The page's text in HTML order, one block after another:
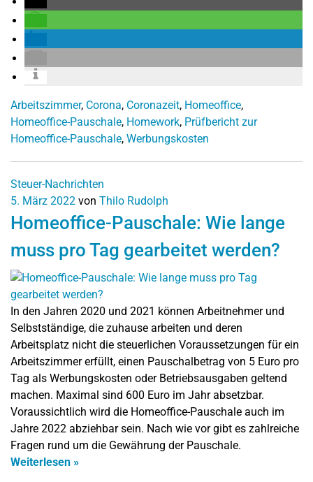
Arbeitszimmer, Corona, Coronazeit, Homeoffice,
Homeoffice-Pauschale, Homework, Prüfbericht zur
Homeoffice-Pauschale, Werbungskosten
Steuer-Nachrichten
5. März 2022 von Thilo Rudolph
Homeoffice-Pauschale: Wie lange
muss pro Tag gearbeitet werden?
In den Jahren 2020 und 2021 können Arbeitnehmer und
Selbstständige, die zuhause arbeiten und deren
Arbeitsplatz nicht die steuerlichen Voraussetzungen für ein
Arbeitszimmer erfüllt, einen Pauschalbetrag von 5 Euro pro
Tag als Werbungskosten oder Betriebsausgaben geltend
machen. Maximal sind 600 Euro im Jahr absetzbar.
Voraussichtlich wird die Homeoffice-Pauschale auch im
Jahre 2022 abziehbar sein. Nach wie vor gibt es zahlreiche
Fragen rund um die Gewährung der Pauschale.
Weiterlesen »